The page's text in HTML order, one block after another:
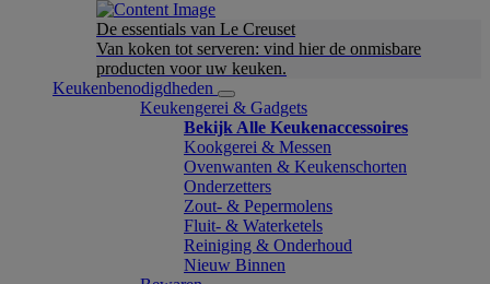
De essentials van Le Creuset
Van koken tot serveren: vind hier de onmisbare
producten voor uw keuken.
Keukenbenodigdheden
Keukengerei & Gadgets
Bekijk Alle Keukenaccessoires
Kookgerei & Messen
Ovenwanten & Keukenschorten
Onderzetters
Zout- & Pepermolens
Fluit- & Waterketels
Reiniging & Onderhoud
Nieuw Binnen